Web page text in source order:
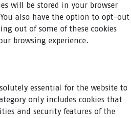
will be stored in your browser
also have the option to opt-out
out of some of these cookies
browsing experience.
essential for the website to
only includes cookies that
and security features of the